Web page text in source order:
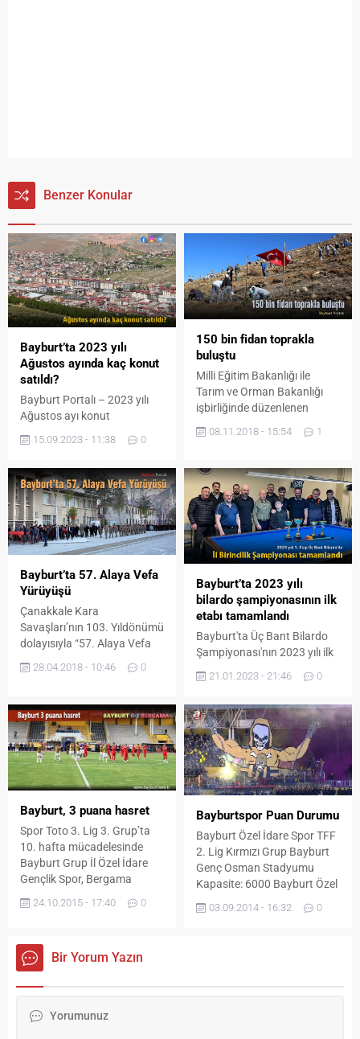
Benzer Konular
Bayburt’ta 2023 yılı
Ağustos ayında kaç konut
satıldı?
Bayburt Portalı – 2023 yılı
Ağustos ayı konut
istatistikleri açıklandı. En çok
konut satılan iller ile en az
2023 yılı Ağustos ayında
Bayburt’ta kaç konut satıldı?
işte detaylar… Türkiye
genelinde Ağustos ayında
122 bin 91 konut satıldı
satışları Ağustos ayında bir
önceki yılın aynı...
15.09.2023 - 11:38 0
150 bin fidan toprakla
buluştu
Milli Eğitim Bakanlığı ile
Tarım ve Orman Bakanlığı
işbirliğinde düzenlenen
‘Fidanlar fidanlarla
büyüyecek’ projesi ile İlimiz
toplamda 150 bin fidan
toprakla buluşturuldu. Ağaç
dikme alanında yaptığı
konuşmada düzenlenen
faaliyetin hayırlı ve uğurlu
olmasını dileyen Vali Ali
Cumhurbaşkanımızın
himayelerinde “Fidanlar
fidanlarla büyüyecek” projesi
kapsamında...
08.11.2018 - 15:54 1
Bayburt’ta 57. Alaya Vefa
Yürüyüşü
Çanakkale Kara
Savaşları’nın 103. Yıldönümü
dolayısıyla “57. Alaya Vefa
Yürüyüşe katılanlar etkinlik
namazlarını eda etti.
Namazın ardından Gençlik
Hizmetleri ve Spor İl
Müdürlüğü tarafından
katılımcılara çorba ikram
edildi. Türk Bayrakları ve
marşlar eşliğinde Ulu Camii
önünden yürüyüşe başlayan
kalabalık grup Cumhuriyet
Caddesi’ni takip ederek...
28.04.2018 - 10:46 0
Bayburt’ta 2023 yılı
bilardo şampiyonasının ilk
etabı tamamlandı
Bayburt'ta Üç Bant Bilardo
Şampiyonası'nın 2023 yılı ilk
21.01.2023 - 21:46 0
Bayburt, 3 puana hasret
Spor Toto 3. Lig 3. Grup’ta
10. hafta mücadelesinde
Bayburt Grup İl Özel İdare
Gençlik Spor, Bergama
spor’u ağırladı. İlk yarıya hızlı
başlayan Bergama spor,
Berkant İstanbul’un
kafa golüyle 1-0 öne geçti.
Golün ardından Bayburt
Grup ataklarını sıklaştırsa da
Bergama defansını bir türlü
geçemedi. Karşılaşmanın ilk
24.10.2015 - 17:40 0
Bayburtspor Puan Durumu
Bayburt Özel İdare Spor TFF
2. Lig Kırmızı Grup Bayburt
Genç Osman Stadyumu
Kapasite: 6000 Bayburt Özel
03.09.2014 - 16:32 0
Bir Yorum Yazın